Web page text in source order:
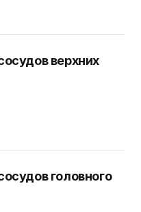
верхних
головного